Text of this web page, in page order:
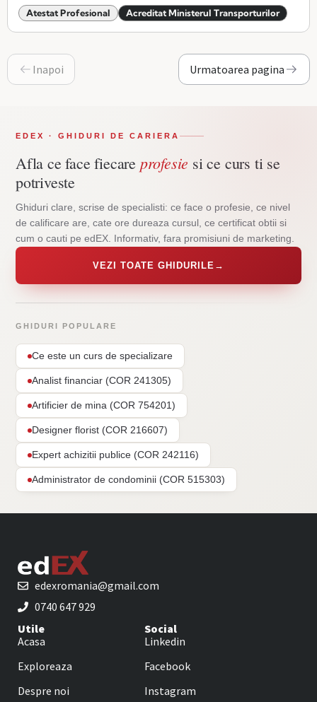
Atestat Profesional Acreditat Ministerul Transporturilor
Inapoi Urmatoarea pagina
EDEX · GHIDURI DE CARIERA
Afla ce face fiecare profesie si ce curs ti se
potriveste
Ghiduri clare, scrise de specialisti: ce face o profesie, ce nivel
de calificare are, cate ore dureaza cursul, ce certificat obtii si
cum o cauti pe edEX. Informativ, fara promisiuni de marketing.
VEZI TOATE GHIDURILE →
GHIDURI POPULARE
Ce este un curs de specializare
Analist financiar (COR 241305)
Artificier de mina (COR 754201)
Designer florist (COR 216607)
Expert achizitii publice (COR 242116)
Administrator de condominii (COR 515303)
edexromania@gmail.com
0740 647 929
Utile
Acasa
Exploreaza
Despre noi
Social
Linkedin
Facebook
Instagram